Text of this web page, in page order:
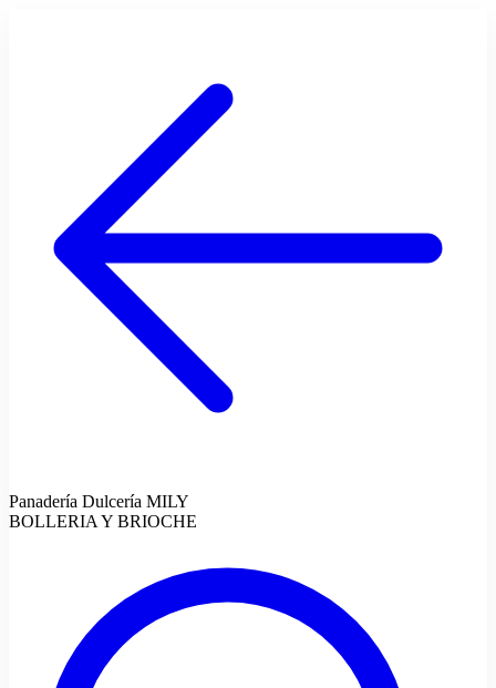
Panadería Dulcería MILY
BOLLERIA Y BRIOCHE